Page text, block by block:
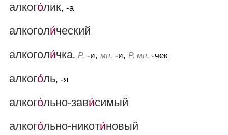
алкого́лик, -а
алкоголи́ческий
алкоголи́чка, Р. -и, мн. -и, Р. мн. -чек
алкого́ль, -я
алкого́льно-зави́симый
алкого́льно-никоти́новый